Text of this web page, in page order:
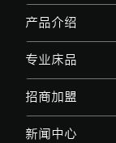
产品介绍
专业床品
招商加盟
新闻中心